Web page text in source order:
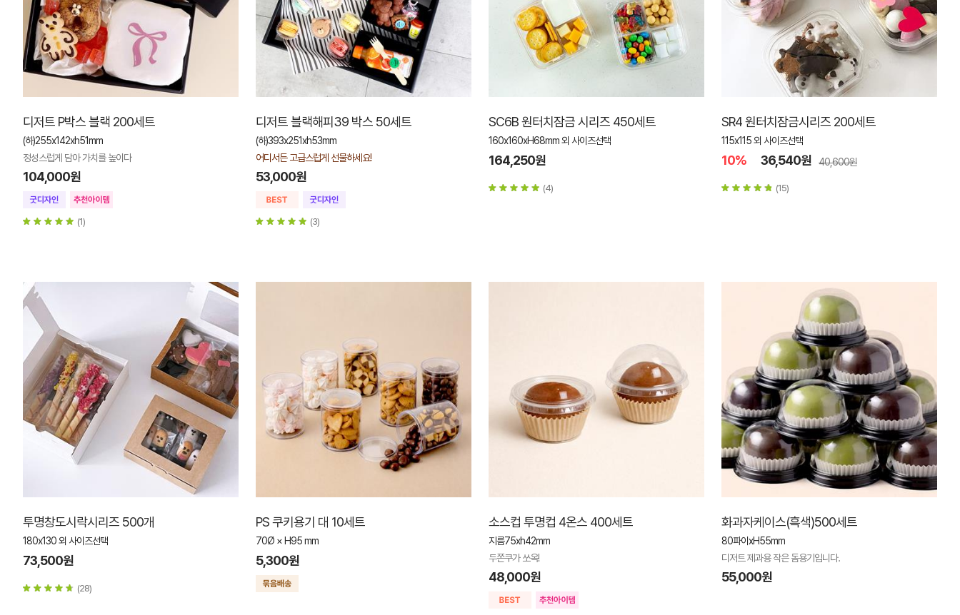
디저트 P박스 블랙 200세트
(하)255x142xh51mm
정성스럽게 담아 가치를 높이다
104,000원
(1)
디저트 블랙해피39 박스 50세트
(하)393x251xh53mm
어디서든 고급스럽게 선물하세요!
53,000원
(3)
SC6B 원터치잠금 시리즈 450세트
160x160xH68mm 외 사이즈선택
164,250원
(4)
SR4 원터치잠금시리즈 200세트
115x115 외 사이즈선택
10% 36,540원 40,600원
(15)
투명창도시락시리즈 500개
180x130 외 사이즈선택
73,500원
(28)
PS 쿠키용기 대 10세트
70Ø × H95 mm
5,300원
소스컵 투명컵 4온스 400세트
지름75xh42mm
두쫀쿠가 쏘옥!
48,000원
화과자케이스(흑색)500세트
80파이xH55mm
디저트 제과용 작은 돔용기입니다.
55,000원